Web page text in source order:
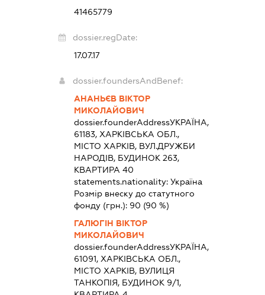
41465779
dossier.regDate:
17.07.17
dossier.foundersAndBenef:
АНАНЬЄВ ВІКТОР
МИКОЛАЙОВИЧ
dossier.founderAddressУКРАЇНА,
61183, ХАРКІВСЬКА ОБЛ.,
МІСТО ХАРКІВ, ВУЛ.ДРУЖБИ
НАРОДІВ, БУДИНОК 263,
КВАРТИРА 40
statements.nationality: Україна
Розмір внеску до статутного
фонду (грн.): 90 (90 %)
ГАЛЮГІН ВІКТОР
МИКОЛАЙОВИЧ
dossier.founderAddressУКРАЇНА,
61091, ХАРКІВСЬКА ОБЛ.,
МІСТО ХАРКІВ, ВУЛИЦЯ
ТАНКОПІЯ, БУДИНОК 9/1,